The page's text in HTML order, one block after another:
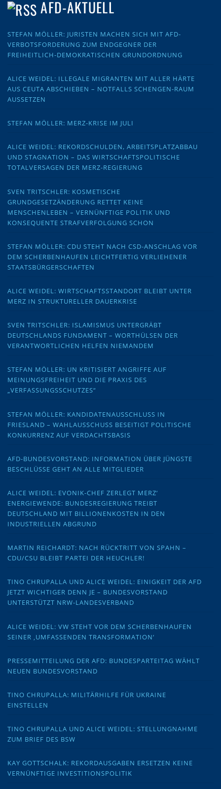
AFD-AKTUELL
STEFAN MÖLLER: JURISTEN MACHEN SICH MIT AFD-
VERBOTSFORDERUNG ZUM ENDGEGNER DER
FREIHEITLICH-DEMOKRATISCHEN GRUNDORDNUNG
ALICE WEIDEL: ILLEGALE MIGRANTEN MIT ALLER HÄRTE
AUS CEUTA ABSCHIEBEN – NOTFALLS SCHENGEN-RAUM
AUSSETZEN
STEFAN MÖLLER: MERZ-KRISE IM JULI
ALICE WEIDEL: REKORDSCHULDEN, ARBEITSPLATZABBAU
UND STAGNATION – DAS WIRTSCHAFTSPOLITISCHE
TOTALVERSAGEN DER MERZ-REGIERUNG
SVEN TRITSCHLER: KOSMETISCHE
GRUNDGESETZÄNDERUNG RETTET KEINE
MENSCHENLEBEN – VERNÜNFTIGE POLITIK UND
KONSEQUENTE STRAFVERFOLGUNG SCHON
STEFAN MÖLLER: CDU STEHT NACH CSD-ANSCHLAG VOR
DEM SCHERBENHAUFEN LEICHTFERTIG VERLIEHENER
STAATSBÜRGERSCHAFTEN
ALICE WEIDEL: WIRTSCHAFTSSTANDORT BLEIBT UNTER
MERZ IN STRUKTURELLER DAUERKRISE
SVEN TRITSCHLER: ISLAMISMUS UNTERGRÄBT
DEUTSCHLANDS FUNDAMENT – WORTHÜLSEN DER
VERANTWORTLICHEN HELFEN NIEMANDEM
STEFAN MÖLLER: UN KRITISIERT ANGRIFFE AUF
MEINUNGSFREIHEIT UND DIE PRAXIS DES
„VERFASSUNGSSCHUTZES“
STEFAN MÖLLER: KANDIDATENAUSSCHLUSS IN
FRIESLAND – WAHLAUSSCHUSS BESEITIGT POLITISCHE
KONKURRENZ AUF VERDACHTSBASIS
AFD-BUNDESVORSTAND: INFORMATION ÜBER JÜNGSTE
BESCHLÜSSE GEHT AN ALLE MITGLIEDER
ALICE WEIDEL: EVONIK-CHEF ZERLEGT MERZ‘
ENERGIEWENDE: BUNDESREGIERUNG TREIBT
DEUTSCHLAND MIT BILLIONENKOSTEN IN DEN
INDUSTRIELLEN ABGRUND
MARTIN REICHARDT: NACH RÜCKTRITT VON SPAHN –
CDU/CSU BLEIBT PARTEI DER HEUCHLER!
TINO CHRUPALLA UND ALICE WEIDEL: EINIGKEIT DER AFD
JETZT WICHTIGER DENN JE – BUNDESVORSTAND
UNTERSTÜTZT NRW-LANDESVERBAND
ALICE WEIDEL: VW STEHT VOR DEM SCHERBENHAUFEN
SEINER ‚UMFASSENDEN TRANSFORMATION‘
PRESSEMITTEILUNG DER AFD: BUNDESPARTEITAG WÄHLT
NEUEN BUNDESVORSTAND
TINO CHRUPALLA: MILITÄRHILFE FÜR UKRAINE
EINSTELLEN
TINO CHRUPALLA UND ALICE WEIDEL: STELLUNGNAHME
ZUM BRIEF DES BSW
KAY GOTTSCHALK: REKORDAUSGABEN ERSETZEN KEINE
VERNÜNFTIGE INVESTITIONSPOLITIK